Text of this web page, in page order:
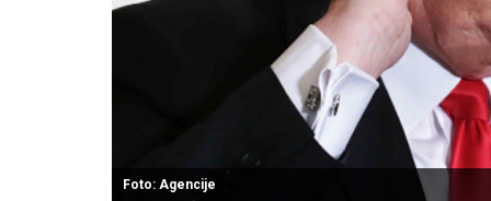
Foto: Agencije